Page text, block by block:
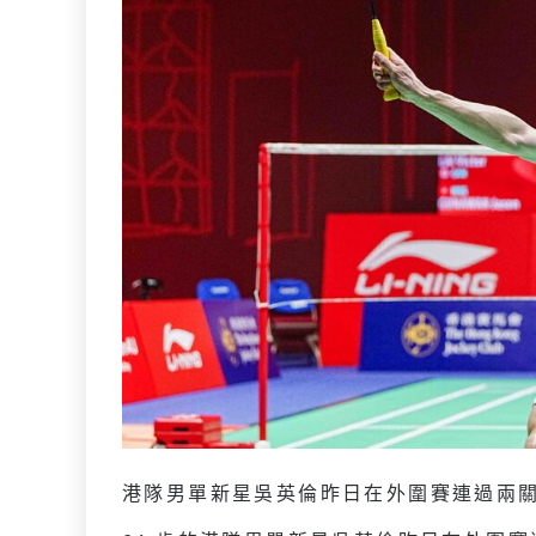
港隊男單新星吳英倫昨日在外圍賽連過兩